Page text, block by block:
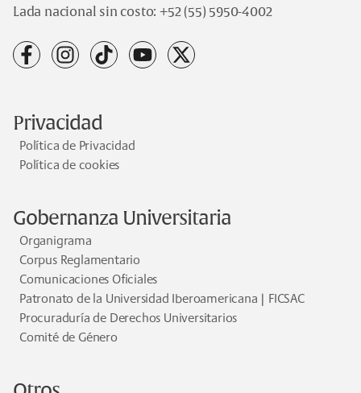
Lada nacional sin costo: +52 (55) 5950-4002
facebookinstagram
tiktok youtube
x
Privacidad
Política de Privacidad
Política de cookies
Gobernanza Universitaria
Organigrama
Corpus Reglamentario
Comunicaciones Oficiales
Patronato de la Universidad Iberoamericana | FICSAC
Procuraduría de Derechos Universitarios
Comité de Género